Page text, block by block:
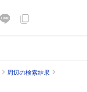
周辺の検索結果